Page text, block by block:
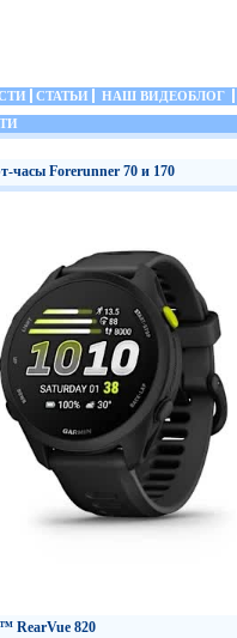
СТАТЬИ НАШ ВИДЕОБЛОГ
часы Forerunner 70 и 170
RearVue 820